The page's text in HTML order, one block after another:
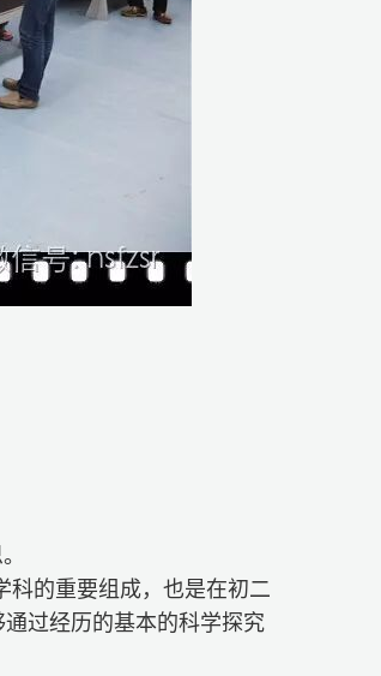
科的重要组成，也是在初二
过经历的基本的科学探究